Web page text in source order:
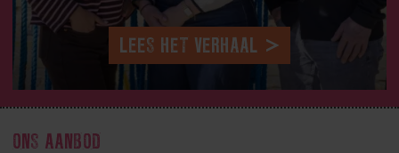
LEES HET VERHAAL
ONS AANBOD